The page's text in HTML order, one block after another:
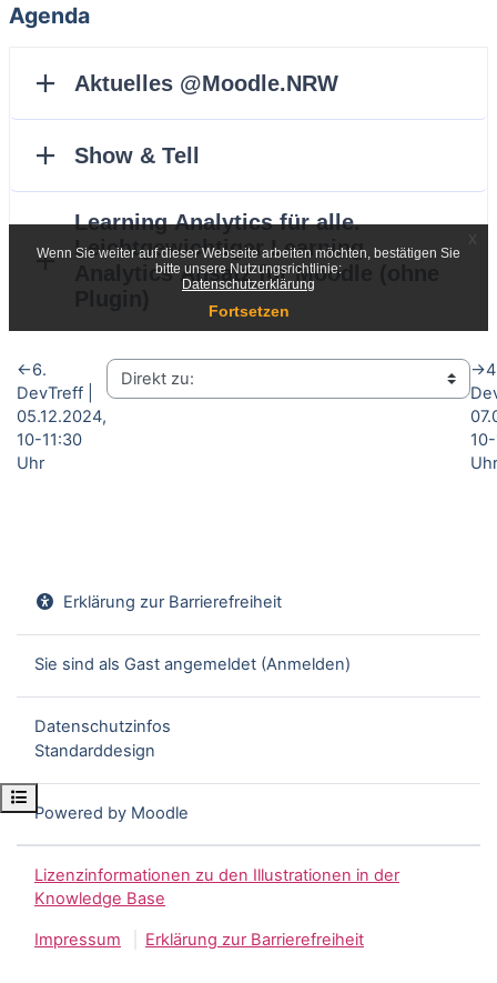
Kursindex öffnen
Agenda
←6.
DevTreff |
05.12.2024,
10-11:30
Uhr
→
Erklärung zur Barrierefreiheit
Sie sind als Gast angemeldet (Anmelden)
Datenschutzinfos
Standarddesign
Powered by Moodle
Lizenzinformationen zu den Illustrationen in der
Knowledge Base
Impressum Erklärung zur Barrierefreiheit